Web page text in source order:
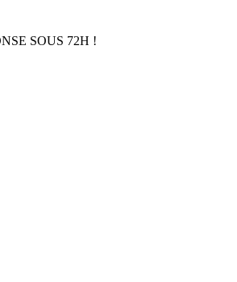
SOUS 72H !